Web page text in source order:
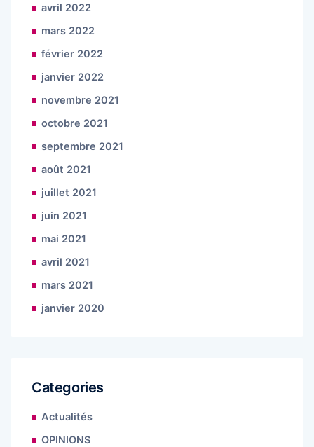
avril 2022
mars 2022
février 2022
janvier 2022
novembre 2021
octobre 2021
septembre 2021
août 2021
juillet 2021
juin 2021
mai 2021
avril 2021
mars 2021
janvier 2020
Categories
Actualités
OPINIONS